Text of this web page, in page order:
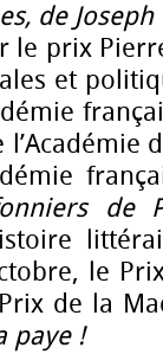
de
prix
et
de
le
de la
paye !